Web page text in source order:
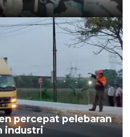
percepat pelebaran
industri